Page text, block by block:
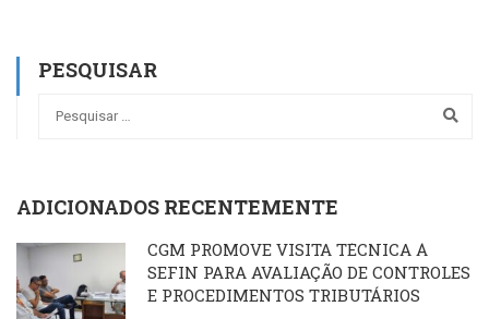
PESQUISAR
ADICIONADOS RECENTEMENTE
CGM PROMOVE VISITA TÉCNICA À
SEFIN PARA AVALIAÇÃO DE CONTROLES
E PROCEDIMENTOS TRIBUTÁRIOS